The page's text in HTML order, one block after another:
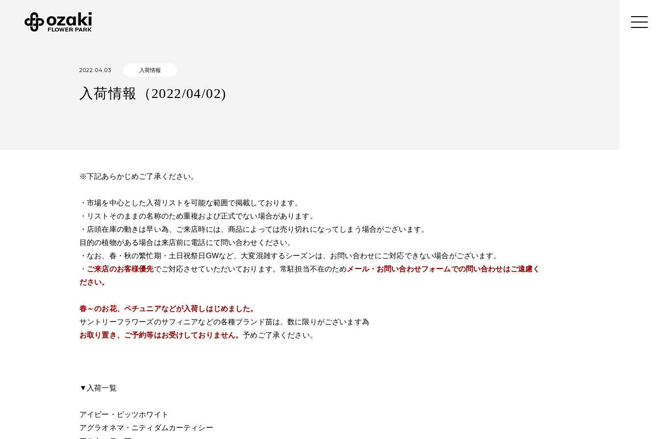
2022.04.03 入荷情報
入荷情報（2022/04/02)
※下記あらかじめご了承ください。
・市場を中心とした入荷リストを可能な範囲で掲載しております。
・リストそのままの名称のため重複および正式でない場合があります。
・店頭在庫の動きは早い為、ご来店時には、商品によっては売り切れになってしまう場合がございます。
目的の植物がある場合は来店前に電話にて問い合わせください。
・なお、春・秋の繁忙期・土日祝祭日GWなど、大変混雑するシーズンは、お問い合わせにご対応できない場合がございます。
・ ご来店のお客様優先でご対応させていただいております。常駐担当不在のため メール・お問い合わせフォームでの問い合わせはご遠慮く
ださい。
春～のお花、ペチュニアなどが入荷しはじめました。
サントリーフラワーズのサフィニアなどの各種ブランド苗は、数に限りがございます為
お取り置き、ご予約等はお受けしておりません。予めご了承ください。
▼入荷一覧
アイビー・ピッツホワイト
アグラオネマ・ニティダムカーティシー